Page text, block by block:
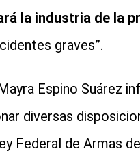
la industria de la
graves”.
Espino Suárez
diversas
Federal de Armas